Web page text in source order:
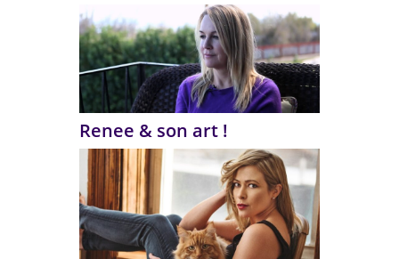
Renee & son art !